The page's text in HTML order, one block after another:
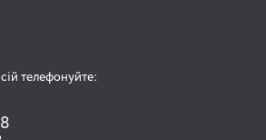
телефонуйте: